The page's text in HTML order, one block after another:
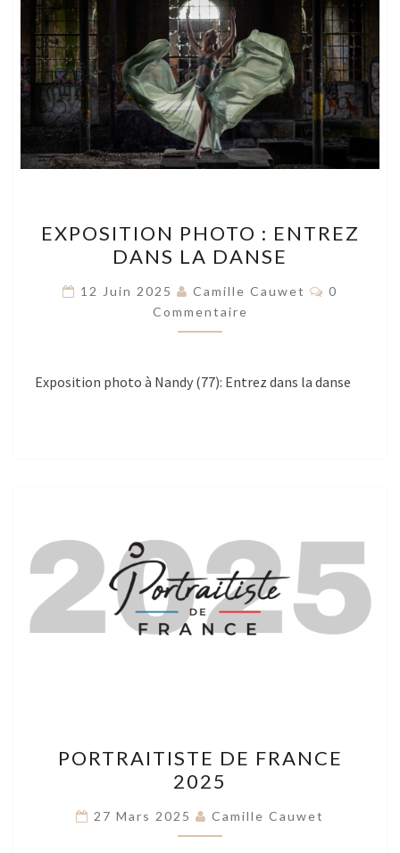
PHOTO
:
ENTREZ
DANS
LA
EXPOSITION PHOTO : ENTREZ
DANS LA DANSE
12 Juin 2025 Camille Cauwet
0
Commentaire
Exposition photo à Nandy (77): Entrez dans la danse
DE
FRANCE
2025
PORTRAITISTE DE FRANCE
2025
27 Mars 2025 Camille Cauwet